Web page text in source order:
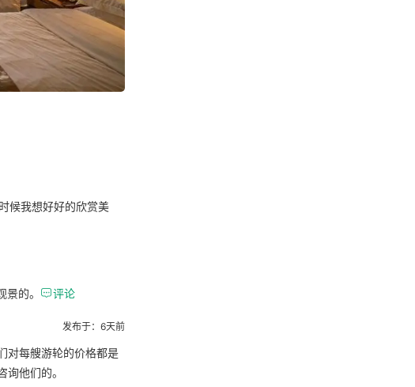
候我想好好的欣赏美
的。 评论
发布于：6天前
对每艘游轮的价格都是
他们的。